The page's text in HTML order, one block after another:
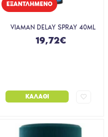
EΞΑΝΤΛΗΜΈΝΟ
VIAMAN DELAY SPRAY 40ML
19,72€
ΚΑΛΆΘΙ